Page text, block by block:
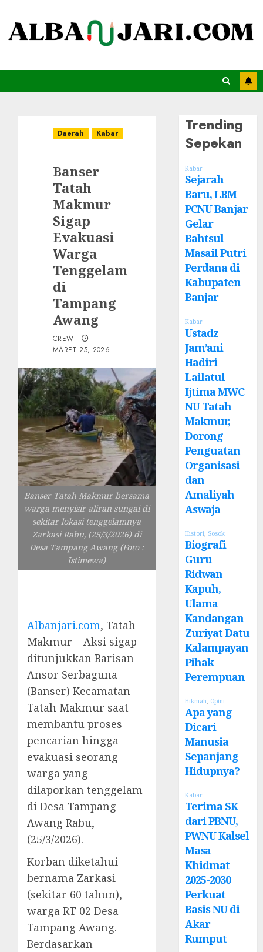
Daerah Kabar
Banser
Tatah
Makmur
Sigap
Evakuasi
Warga
Tenggelam
di
Tampang
Awang
CREW
MARET 25, 2026
Banser Tatah Makmur bersama
warga menyisir aliran sungai di
sekitar lokasi tenggelamnya
Zarkasi Rabu, (25/3/2026) di
Desa Tampang Awang (Foto :
Istimewa)
Albanjari.com, Tatah
Makmur – Aksi sigap
ditunjukkan Barisan
Ansor Serbaguna
(Banser) Kecamatan
Tatah Makmur saat
membantu proses
pencarian hingga
evakuasi seorang
warga yang
dilaporkan tenggelam
di Desa Tampang
Awang Rabu,
(25/3/2026).
Korban diketahui
bernama Zarkasi
(sekitar 60 tahun),
warga RT 02 Desa
Tampang Awang.
Berdasarkan
Trending
Sepekan
Kabar
Sejarah
Baru, LBM
PCNU Banjar
Gelar
Bahtsul
Masail Putri
Perdana di
Kabupaten
Banjar
Kabar
Ustadz
Jam’ani
Hadiri
Lailatul
Ijtima MWC
NU Tatah
Makmur,
Dorong
Penguatan
Organisasi
dan
Amaliyah
Aswaja
Histori Sosok
Biografi
Guru
Ridwan
Kapuh,
Ulama
Kandangan
Zuriyat Datu
Kalampayan
Pihak
Perempuan
Hikmah, Opini
Apa yang
Dicari
Manusia
Sepanjang
Hidupnya?
Kabar
Terima SK
dari PBNU,
PWNU Kalsel
Masa
Khidmat
2025-2030
Perkuat
Basis NU di
Akar
Rumput